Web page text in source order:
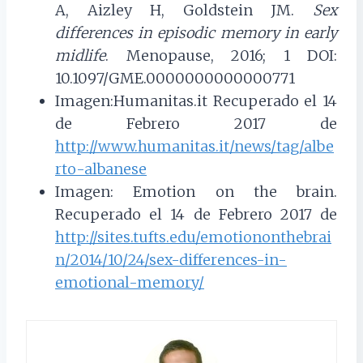
A, Aizley H, Goldstein JM. Sex
differences in episodic memory in early
midlife. Menopause, 2016; 1 DOI:
10.1097/GME.0000000000000771
Imagen:Humanitas.it Recuperado el 14
de Febrero 2017 de
http://www.humanitas.it/news/tag/albe
rto-albanese
Imagen: Emotion on the brain.
Recuperado el 14 de Febrero 2017 de
http://sites.tufts.edu/emotiononthebrai
n/2014/10/24/sex-differences-in-
emotional-memory/